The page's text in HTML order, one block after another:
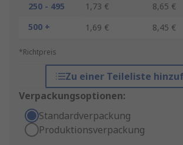
250 - 495
1,73 €
8,65 €
500 +
1,69 € 8,45 €
*Richtpreis
Zu einer Teileliste
Verpackungsoptionen:
Standardverpackung
Produktionsverpackung